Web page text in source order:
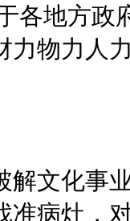
各地方政
力物力人
文化事业
准病灶，